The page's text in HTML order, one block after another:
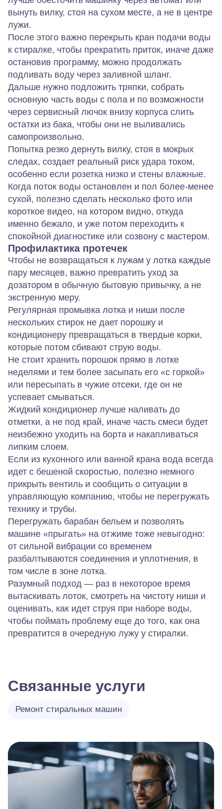
вынуть вилку, стоя на сухом месте, а не в центре
лужи.
После этого важно перекрыть кран подачи воды
к стиралке, чтобы прекратить приток, иначе даже
остановив программу, можно продолжать
подливать воду через заливной шланг.
Дальше нужно подложить тряпки, собрать
основную часть воды с пола и по возможности
через сервисный лючок внизу корпуса слить
остатки из бака, чтобы они не выливались
самопроизвольно.
Попытка резко дернуть вилку, стоя в мокрых
следах, создает реальный риск удара током,
особенно если розетка низко и стены влажные.
Когда поток воды остановлен и пол более-менее
сухой, полезно сделать несколько фото или
короткое видео, на котором видно, откуда
именно бежало, и уже потом переходить к
спокойной диагностике или созвону с мастером.
Профилактика протечек
Чтобы не возвращаться к лужам у лотка каждые
пару месяцев, важно превратить уход за
дозатором в обычную бытовую привычку, а не
экстренную меру.
Регулярная промывка лотка и ниши после
нескольких стирок не дает порошку и
кондиционеру превращаться в твердые корки,
которые потом сбивают струю воды.
Не стоит хранить порошок прямо в лотке
неделями и тем более засыпать его «с горкой»
или пересыпать в чужие отсеки, где он не
успевает смываться.
Жидкий кондиционер лучше наливать до
отметки, а не под край, иначе часть смеси будет
неизбежно уходить на борта и накапливаться
липким слоем.
Если из кухонного или ванной крана вода всегда
идет с бешеной скоростью, полезно немного
прикрыть вентиль и сообщить о ситуации в
управляющую компанию, чтобы не перегружать
технику и трубы.
Перегружать барабан бельем и позволять
машине «прыгать» на отжиме тоже невыгодно:
от сильной вибрации со временем
разбалтываются соединения и уплотнения, в
том числе в зоне лотка.
Разумный подход — раз в некоторое время
вытаскивать лоток, смотреть на чистоту ниши и
оценивать, как идет струя при наборе воды,
чтобы поймать проблему еще до того, как она
превратится в очередную лужу у стиралки.
Связанные услуги
Ремонт стиральных машин